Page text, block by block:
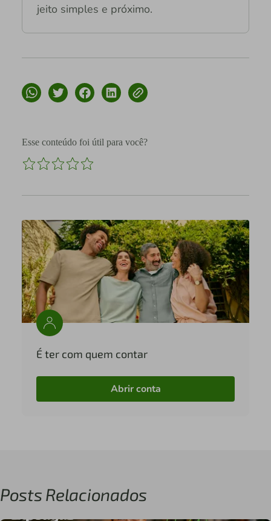
jeito simples e próximo.
Esse conteúdo foi útil para você?
É ter com quem contar
Abrir conta
Posts Relacionados